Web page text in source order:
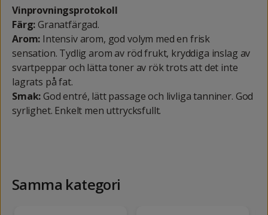
Vinprovningsprotokoll
Färg:Granatfärgad.
Arom: Intensiv arom, god volym med en frisk
sensation. Tydlig arom av röd frukt, kryddiga inslag av
svartpeppar och lätta toner av rök trots att det inte
lagrats på fat.
Smak:God entré, lätt passage och livliga tanniner. God
syrlighet. Enkelt men uttrycksfullt.
Samma kategori